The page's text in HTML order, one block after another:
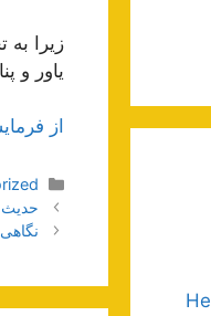
زیرا
یاور و
از
ناوبری
نوشته‌ها
حديث